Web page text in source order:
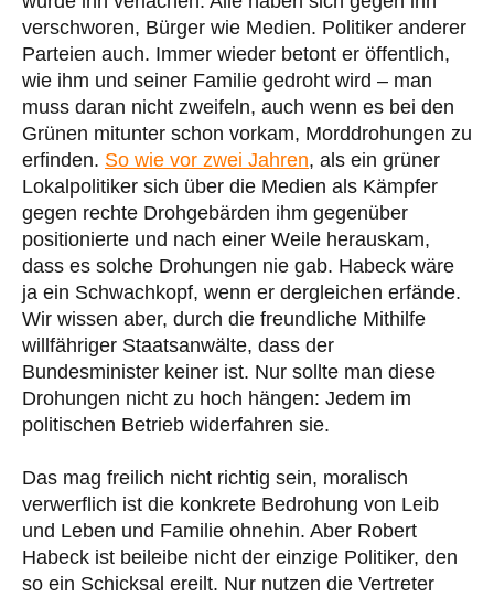
verschworen, Bürger wie Medien. Politiker anderer
Parteien auch. Immer wieder betont er öffentlich,
wie ihm und seiner Familie gedroht wird – man
muss daran nicht zweifeln, auch wenn es bei den
Grünen mitunter schon vorkam, Morddrohungen zu
erfinden. So wie vor zwei Jahren, als ein grüner
Lokalpolitiker sich über die Medien als Kämpfer
gegen rechte Drohgebärden ihm gegenüber
positionierte und nach einer Weile herauskam,
dass es solche Drohungen nie gab. Habeck wäre
ja ein Schwachkopf, wenn er dergleichen erfände.
Wir wissen aber, durch die freundliche Mithilfe
willfähriger Staatsanwälte, dass der
Bundesminister keiner ist. Nur sollte man diese
Drohungen nicht zu hoch hängen: Jedem im
politischen Betrieb widerfahren sie.
Das mag freilich nicht richtig sein, moralisch
verwerflich ist die konkrete Bedrohung von Leib
und Leben und Familie ohnehin. Aber Robert
Habeck ist beileibe nicht der einzige Politiker, den
so ein Schicksal ereilt. Nur nutzen die Vertreter